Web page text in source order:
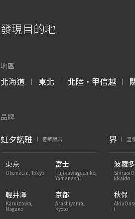
發現目的地
地區
北海道 | 東北 | 北陸・甲信越 |
品牌
虹夕諾雅 奢華飯店
東京
Otemachi, Tokyo
富士
Fujikawaguchiko,
Yamanashi
輕井澤
Karuizawa,
Nagano
京都
Arashiyama,
Kyoto
界 溫
波羅多
kkaido
秋保
i